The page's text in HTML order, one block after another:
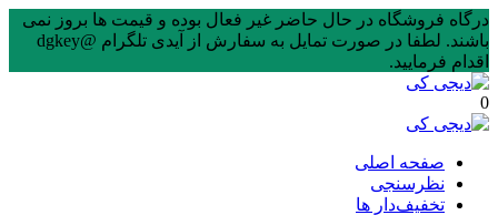
درگاه فروشگاه در حال حاضر غیر فعال بوده و قیمت ها بروز نمی
باشند. لطفا در صورت تمایل به سفارش از آیدی تلگرام @dgkey
اقدام فرمایید.
0
صفحه اصلی
نظرسنجی
تخفیف‌دار ها